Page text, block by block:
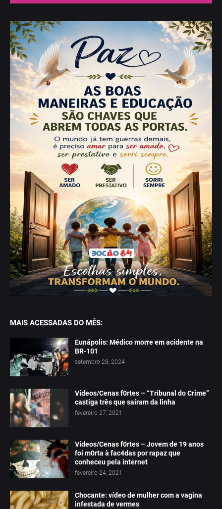
MAIS ACESSADAS DO MÊS:
Eunápolis: Médico morre em acidente na
BR-101
setembro 28, 2024
Vídeos/Cenas f0rtes – “Tribunal do Crime”
castiga três que saíram da linha
fevereiro 27, 2021
Vídeos/Cenas f0rtes – Jovem de 19 anos
foi m0rta à fac4das por rapaz que
conheceu pela internet
fevereiro 24, 2021
Chocante: vídeo de mulher com a vagina
infestada de vermes